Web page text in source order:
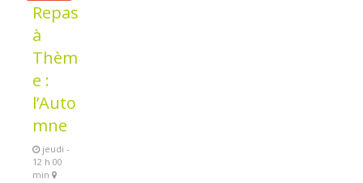
Repas
à
Thèm
e :
l’Auto
mne
jeudi -
12 h 00
min